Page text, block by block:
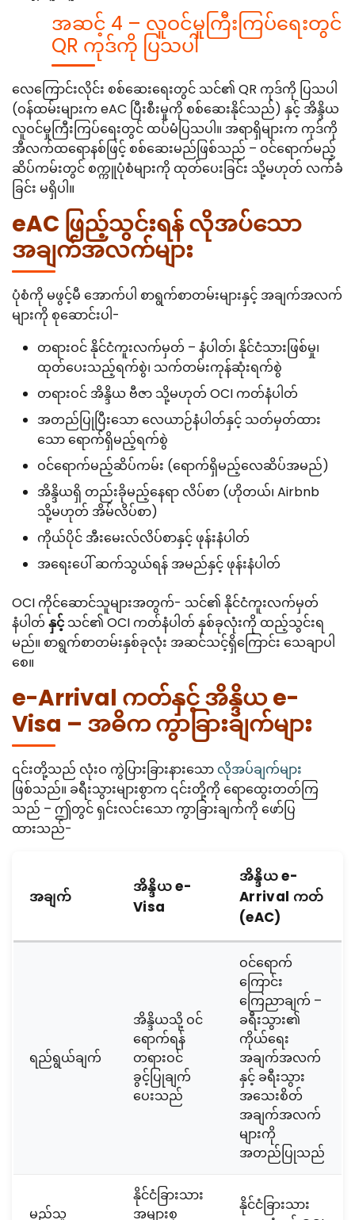
အဆင့် 4 – လူဝင်မှုကြီးကြပ်ရေးတွင်
QR ကုဒ်ကို ပြသပါ
လေကြောင်းလိုင်း စစ်ဆေးရေးတွင် သင်၏ QR ကုဒ်ကို ပြသပါ
(ဝန်ထမ်းများက eAC ပြီးစီးမှုကို စစ်ဆေးနိုင်သည်) နှင့် အိန္ဒိယ
လူဝင်မှုကြီးကြပ်ရေးတွင် ထပ်မံပြသပါ။ အရာရှိများက ကုဒ်ကို
အီလက်ထရောနစ်ဖြင့် စစ်ဆေးမည်ဖြစ်သည် – ဝင်ရောက်မည့်
ဆိပ်ကမ်းတွင် စက္ကူပုံစံများကို ထုတ်ပေးခြင်း သို့မဟုတ် လက်ခံ
ခြင်း မရှိပါ။
eAC ဖြည့်သွင်းရန် လိုအပ်သော
အချက်အလက်များ
ပုံစံကို မဖွင့်မီ အောက်ပါ စာရွက်စာတမ်းများနှင့် အချက်အလက်
များကို စုဆောင်းပါ-
တရားဝင် နိုင်ငံကူးလက်မှတ် – နံပါတ်၊ နိုင်ငံသားဖြစ်မှု၊
ထုတ်ပေးသည့်ရက်စွဲ၊ သက်တမ်းကုန်ဆုံးရက်စွဲ
တရားဝင် အိန္ဒိယ ဗီဇာ သို့မဟုတ် OCI ကတ်နံပါတ်
အတည်ပြုပြီးသော လေယာဉ်နံပါတ်နှင့် သတ်မှတ်ထား
သော ရောက်ရှိမည့်ရက်စွဲ
ဝင်ရောက်မည့်ဆိပ်ကမ်း (ရောက်ရှိမည့်လေဆိပ်အမည်)
အိန္ဒိယရှိ တည်းခိုမည့်နေရာ လိပ်စာ (ဟိုတယ်၊ Airbnb
သို့မဟုတ် အိမ်လိပ်စာ)
ကိုယ်ပိုင် အီးမေးလ်လိပ်စာနှင့် ဖုန်းနံပါတ်
အရေးပေါ် ဆက်သွယ်ရန် အမည်နှင့် ဖုန်းနံပါတ်
OCI ကိုင်ဆောင်သူများအတွက်- သင်၏ နိုင်ငံကူးလက်မှတ်
နံပါတ် နှင့် သင်၏ OCI ကတ်နံပါတ် နှစ်ခုလုံးကို ထည့်သွင်းရ
မည်။ စာရွက်စာတမ်းနှစ်ခုလုံး အဆင်သင့်ရှိကြောင်း သေချာပါ
စေ။
e-Arrival ကတ်နှင့် အိန္ဒိယ e-
Visa – အဓိက ကွာခြားချက်များ
၎င်းတို့သည် လုံးဝ ကွဲပြားခြားနားသော လိုအပ်ချက်များ
ဖြစ်သည်။ ခရီးသွားများစွာက ၎င်းတို့ကို ရောထွေးတတ်ကြ
သည် – ဤတွင် ရှင်းလင်းသော ကွာခြားချက်ကို ဖော်ပြ
ထားသည်-
အချက်
အိန္ဒိယ e-
Visa
အိန္ဒိယ e-
Arrival ကတ်
(eAC)
ရည်ရွယ်ချက်
အိန္ဒိယသို့ ဝင်
ရောက်ရန်
တရားဝင်
ခွင့်ပြုချက်
ပေးသည်
ဝင်ရောက်
ကြောင်း
ကြေညာချက် –
ခရီးသွား၏
ကိုယ်ရေး
အချက်အလက်
နှင့် ခရီးသွား
အသေးစိတ်
အချက်အလက်
များကို
အတည်ပြုသည်
မည်သူ
နိုင်ငံခြားသား
အများစု
နိုင်ငံခြားသား